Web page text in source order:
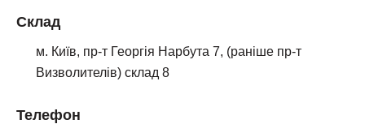
Склад
м. Київ, пр-т Георгія Нарбута 7, (раніше пр-т
Визволителів) склад 8
Телефон